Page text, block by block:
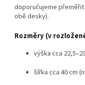
doporučujeme
obě desky).
Rozměry (v
výška cca
šířka cca 40 cm